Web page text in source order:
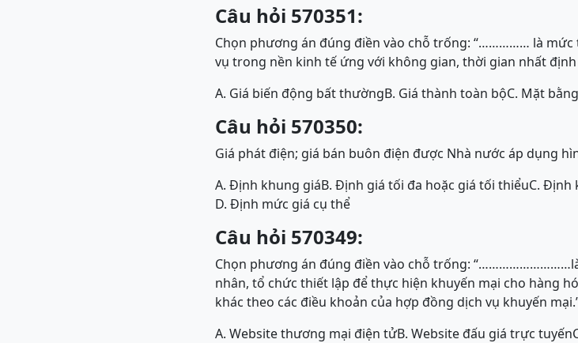
Câu hỏi 570351:
Chọn phương án đúng điền vào chỗ trống: “…………… là mức
vụ trong nền kinh tế ứng với không gian, thời gian nhất
A. Giá biến động bất thườngB. Giá thành toàn bộC. Mặt
Câu hỏi 570350:
Giá phát điện; giá bán buôn điện được Nhà nước áp dụng
A. Định khung giáB. Định giá tối đa hoặc giá tối thiểuC. Định
D. Định mức giá cụ thể
Câu hỏi 570349:
Chọn phương án đúng điền vào chỗ trống:
nhân, tổ chức thiết lập để thực hiện khuyến mại cho hàng
khác theo các điều khoản của hợp đồng dịch vụ khuyến
A. Website thương mại điện tửB. Website đấu giá trực tuyến